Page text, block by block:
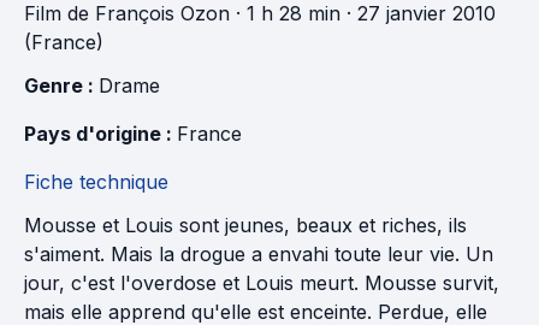
Film de François Ozon · 1 h 28 min · 27 janvier 2010
(France)
Genre : Drame
Pays d'origine : France
Fiche technique
Mousse et Louis sont jeunes, beaux et riches, ils
s'aiment. Mais la drogue a envahi toute leur vie. Un
jour, c'est l'overdose et Louis meurt. Mousse survit,
mais elle apprend qu'elle est enceinte. Perdue, elle